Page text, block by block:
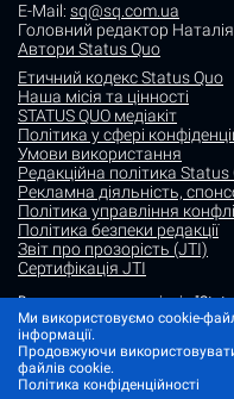
E-Mail: sq@sq.com.ua
Головний редактор
Автори Status Quo
Етичний кодекс Status Quo
Наша місія та цінності
STATUS QUO медіакіт
Політика у сфері
Умови використання
Редакційна політика Status
Рекламна діяльність,
Політика управління
Політика безпеки редакції
Звіт про прозорість (JTI)
Сертифікація JTI
Використання матеріалів
посилання (для інтернет-
Матеріали в рубриках "Новини
на правах реклами або в
Зображення, що містять мітку
про джерело фото, є
Ми використовуємо cookie-
інформації.
Продовжуючи
файлів cookie.
Політика конфіденційності